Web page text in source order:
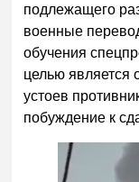
подлежащего
военные
обучения
целью является
устоев
побуждение к